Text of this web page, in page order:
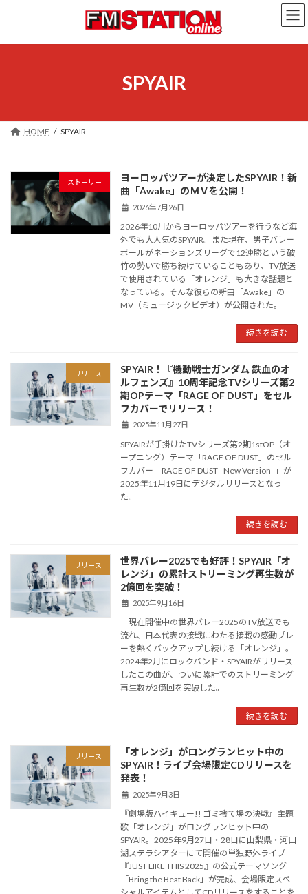
ン
ー
SPYAIR
HOME SPYAIR
ストーリー
ヨーロッパツアーが決定したSPYAIR！新
曲「Awake」のＭＶを公開！
2026年7月26日
2026年10月からヨーロッパツアーを行うなど海
外でも大人気のSPYAIR。また現在、男子バレー
ボールがネーションズリーグで12連勝という破
竹の勢いで勝ち続けていることもあり、TV放送
で使用されている「オレンジ」も大きな話題と
なっている。そんな彼らの新曲「Awake」の
MV（ミュージックビデオ）が公開された。
続きを読む
リリース
SPYAIR！『機動戦士ガンダム 鉄血のオ
ルフェンズ』10周年記念TVシリーズ第2
期OPテーマ「RAGE OF DUST」をセル
フカバーでリリース！
2025年11月27日
SPYAIRが手掛けたTVシリーズ第2期1stOP（オ
ープニング）テーマ「RAGE OF DUST」のセル
フカバー「RAGE OF DUST - New Version -」が
2025年11月19日にデジタルリリースとなっ
た。
続きを読む
リリース
世界バレー2025でも好評！SPYAIR「オ
レンジ」の累計ストリーミング再生数が
2億回を突破！
2025年9月16日
現在開催中の世界バレー2025のTV放送でも
流れ、日本代表の接戦にわたる接戦の感動プレ
ーを熱くバックアップし続ける「オレンジ」。
2024年2月にロックバンド・SPYAIRがリリース
したこの曲が、ついに累計でのストリーミング
再生数が2億回を突破した。
続きを読む
リリース
「オレンジ」がロングランヒット中の
SPYAIR！ライブ会場限定CDリリースを
発表！
2025年9月3日
『劇場版ハイキュー!! ゴミ捨て場の決戦』主題
歌「オレンジ」がロングランヒット中の
SPYAIR。2025年9月27日・28日に山梨県・河口
湖ステラシアターにて開催の単独野外ライブ
『JUST LIKE THIS 2025』の公式テーマソング
「Bring the Beat Back」が完成、会場限定スペ